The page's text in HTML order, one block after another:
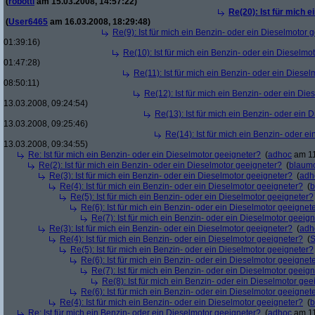
Re(20): Ist für mich
(User6465 am 16.03.2008, 18:29:48)
Re(9): Ist für mich ein Benzin- oder ein Dieselmotor
01:39:16)
Re(10): Ist für mich ein Benzin- oder ein
01:47:28)
Re(11): Ist für mich ein Benzin- oder ein
08:50:11)
Re(12): Ist für mich ein Benzin- oder ein
13.03.2008, 09:24:54)
Re(13): Ist für mich ein Benzin- oder ein
13.03.2008, 09:25:46)
Re(14): Ist für mich ein Benzin- oder
13.03.2008, 09:34:55)
Re: Ist für mich ein Benzin- oder ein Dieselmotor geeigneter? (adhoc am
Re(2): Ist für mich ein Benzin- oder ein Dieselmotor geeigneter? (
Re(3): Ist für mich ein Benzin- oder ein Dieselmotor geeigneter? (
Re(4): Ist für mich ein Benzin- oder ein Dieselmotor geeigneter? (
Re(5): Ist für mich ein Benzin- oder ein Dieselmotor geeigneter?
Re(6): Ist für mich ein Benzin- oder ein Dieselmotor
Re(7): Ist für mich ein Benzin- oder ein Dieselmotor
Re(3): Ist für mich ein Benzin- oder ein Dieselmotor geeigneter? (
Re(4): Ist für mich ein Benzin- oder ein Dieselmotor geeigneter? (
Re(5): Ist für mich ein Benzin- oder ein Dieselmotor geeigneter?
Re(6): Ist für mich ein Benzin- oder ein Dieselmotor
Re(7): Ist für mich ein Benzin- oder ein Dieselmotor
Re(8): Ist für mich ein Benzin- oder ein Dieselmotor
Re(6): Ist für mich ein Benzin- oder ein Dieselmotor
Re(4): Ist für mich ein Benzin- oder ein Dieselmotor geeigneter? (
Re: Ist für mich ein Benzin- oder ein Dieselmotor geeigneter? (adhoc am